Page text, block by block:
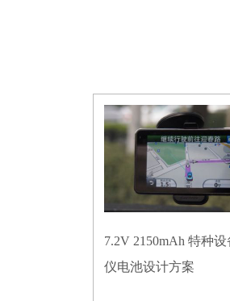
7.2V 2150mAh 特种
仪电池设计方案